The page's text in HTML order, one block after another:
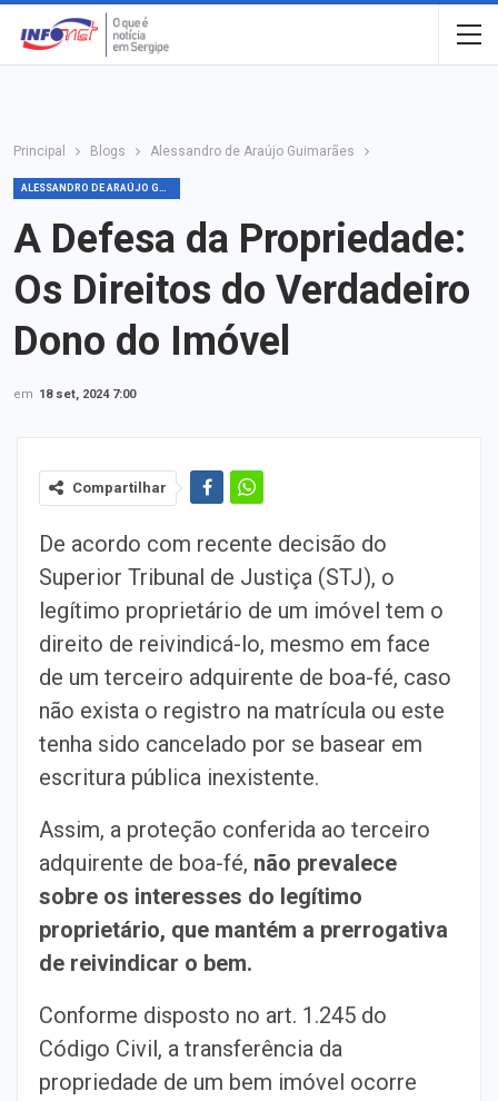
Principal Blogs Alessandro de Araújo Guimarães
ALESSANDRO DE ARAÚJO GUIMARÃES
A Defesa da Propriedade:
Os Direitos do Verdadeiro
Dono do Imóvel
em 18 set, 2024 7:00
Compartilhar
De acordo com recente decisão do
Superior Tribunal de Justiça (STJ), o
legítimo proprietário de um imóvel tem o
direito de reivindicá-lo, mesmo em face
de um terceiro adquirente de boa-fé, caso
não exista o registro na matrícula ou este
tenha sido cancelado por se basear em
escritura pública inexistente.
Assim, a proteção conferida ao terceiro
adquirente de boa-fé, não prevalece
sobre os interesses do legítimo
proprietário, que mantém a prerrogativa
de reivindicar o bem.
Conforme disposto no art. 1.245 do
Código Civil, a transferência da
propriedade de um bem imóvel ocorre